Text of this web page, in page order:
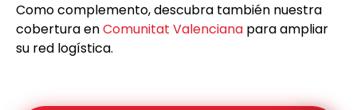
Como complemento, descubra también nuestra
cobertura enComunitat Valenciana para ampliar
su red logística.